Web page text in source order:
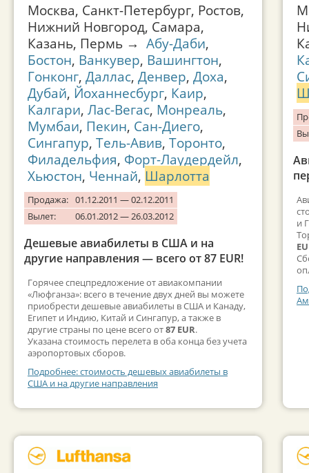
Москва, Санкт-Петербург, Ростов,
Нижний Новгород, Самара,
Казань, Пермь → Абу-Даби,
Бостон, Ванкувер, Вашингтон,
Гонконг, Даллас, Денвер, Доха,
Дубай, Йоханнесбург, Каир,
Калгари, Лас-Вегас, Монреаль,
Мумбаи, Пекин, Сан-Диего,
Сингапур, Тель-Авив, Торонто,
Филадельфия, Форт-Лаудердейл,
Хьюстон, Ченнай, Шарлотта
Продажа: 01.12.2011 — 02.12.2011
Вылет:
06.01.2012 — 26.03.2012
Дешевые авиабилеты в США и на
другие направления — всего от 87 EUR!
Горячее спецпредложение от авиакомпании
«Люфганза»: всего в течение двух дней вы можете
приобрести дешевые авиабилеты в США и Канаду,
Египет и Индию, Китай и Сингапур, а также в
другие страны по цене всего от87 EUR.
Указана стоимость перелета в оба конца без учета
аэропортовых сборов.
Подробнее: стоимость дешевых авиабилеты в
США и на другие направления
и